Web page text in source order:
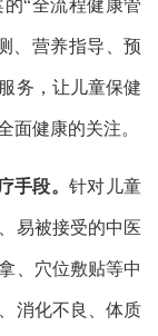
“全流程健康管
、营养指导、预
务，让儿童保健
面健康的关注。
手段。针对儿童
易被接受的中医
、穴位敷贴等中
消化不良、体质